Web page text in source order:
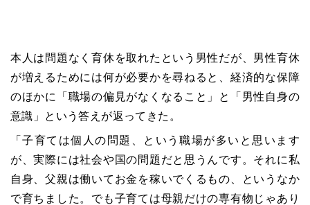
本人は問題なく育休を取れたという男性だが、男性育休
が増えるためには何が必要かを尋ねると、経済的な保障
のほかに「職場の偏見がなくなること」と「男性自身の
意識」という答えが返ってきた。
「子育ては個人の問題、という職場が多いと思います
が、実際には社会や国の問題だと思うんです。それに私
自身、父親は働いてお金を稼いでくるもの、というなか
で育ちました。でも子育ては母親だけの専有物じゃあり